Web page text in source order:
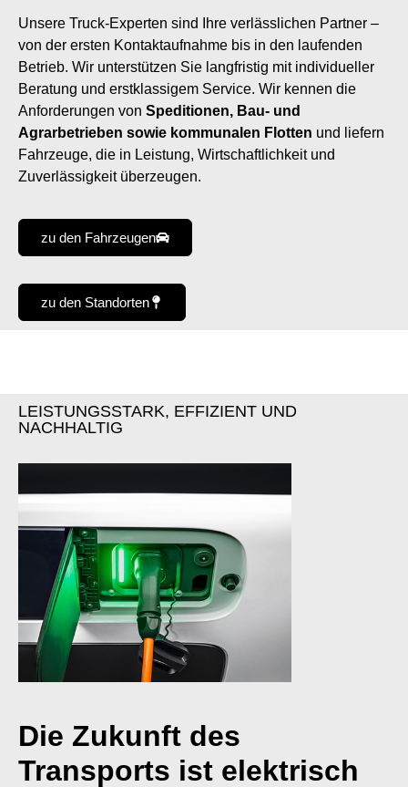
Unsere Truck-Experten sind Ihre verlässlichen Partner –
von der ersten Kontaktaufnahme bis in den laufenden
Betrieb. Wir unterstützen Sie langfristig mit individueller
Beratung und erstklassigem Service. Wir kennen die
Anforderungen von Speditionen, Bau- und
Agrarbetrieben sowie kommunalen Flotten und liefern
Fahrzeuge, die in Leistung, Wirtschaftlichkeit und
Zuverlässigkeit überzeugen.
zu den Fahrzeugen
zu den Standorten
LEISTUNGSSTARK, EFFIZIENT UND
NACHHALTIG
Die Zukunft des
Transports ist elektrisch